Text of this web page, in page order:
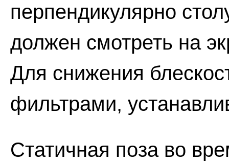
перпендикулярно
должен смотреть на
Для снижения
фильтрами,
Статичная поза во